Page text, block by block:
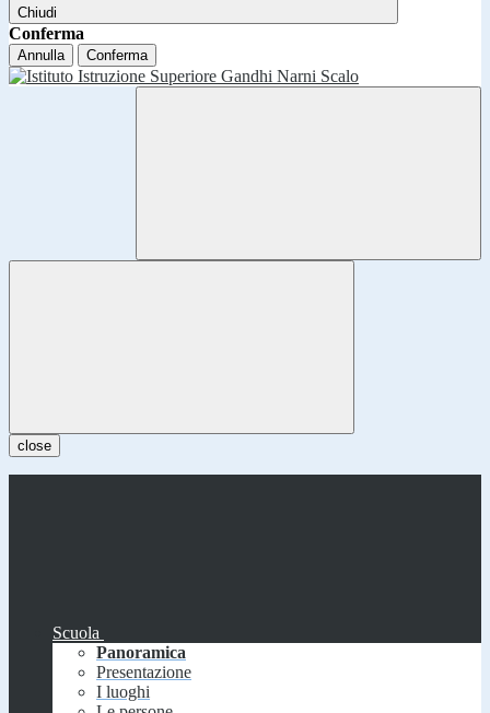
Chiudi
Conferma
Annulla Conferma
close
Scuola
Panoramica
Presentazione
I luoghi